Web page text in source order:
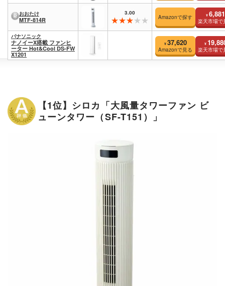
おおたけ
MTF-814R
3.00
Amazonで探す ¥ 6,881
楽天市場で
パナソニック
ナノイーX搭載 ファンヒ
ーター Hot&Cool DS-FW
X1201
¥ 37,620
Amazonで見る
¥
楽天市場で
【1位】シロカ「大風量タワーファン ビ
ューンタワー（SF-T151）」